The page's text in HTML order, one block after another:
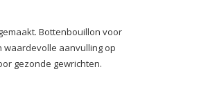
Bottenbouillon voor
aanvulling op
gezonde gewrichten.